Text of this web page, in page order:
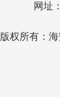
网址
版权所有：